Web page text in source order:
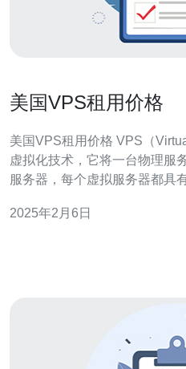
美国VPS租用价格
美国VPS租用价格 VPS（Virtual Private Server）是一种
虚拟化技术，它将一台物理服
服务器，每个虚拟服务器都具
更好安全性和更大自由度的用户。 美国作为全球最大
2025年2月6日